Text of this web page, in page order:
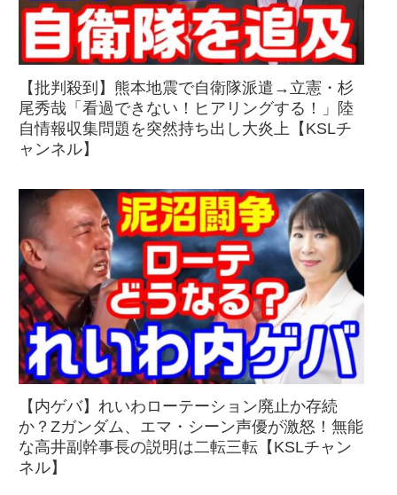
【批判殺到】熊本地震で自衛隊派遣→立憲・杉
尾秀哉「看過できない！ヒアリングする！」陸
自情報収集問題を突然持ち出し大炎上【KSLチ
ャンネル】
【内ゲバ】れいわローテーション廃止か存続
か？Zガンダム、エマ・シーン声優が激怒！無能
な高井副幹事長の説明は二転三転【KSLチャン
ネル】